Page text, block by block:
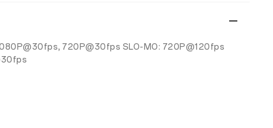
720P@30fps SLO-MO: 720P@120fps